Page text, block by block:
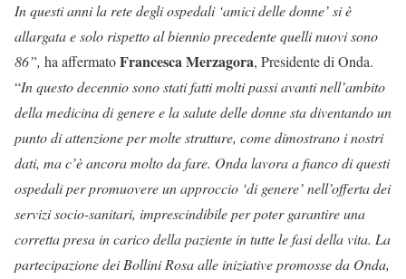
In questi anni la rete degli ospedali ‘amici delle donne’ si è
allargata e solo rispetto al biennio precedente quelli nuovi sono
86”, ha affermatoFrancesca Merzagora, Presidente di Onda.
“In questo decennio sono stati fatti molti passi avanti nell’ambito
della medicina di genere e la salute delle donne sta diventando un
punto di attenzione per molte strutture, come dimostrano i nostri
dati, ma c’è ancora molto da fare. Onda lavora a fianco di questi
ospedali per promuovere un approccio ‘di genere’ nell’offerta dei
servizi socio-sanitari, imprescindibile per poter garantire una
corretta presa in carico della paziente in tutte le fasi della vita. La
partecipazione dei Bollini Rosa alle iniziative promosse da Onda,